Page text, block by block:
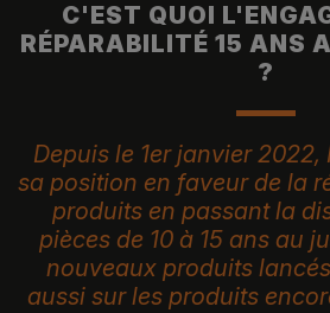
C'EST QUOI
RÉPARABILITÉ 15 ANS
?
Depuis le 1er janvier
sa position en faveur de la
produits en passant la
pièces de 10 à 15 ans au
nouveaux produits
aussi sur les produits